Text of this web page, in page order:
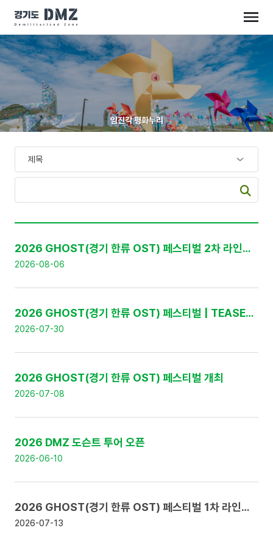
임진각 평화누리
사
항
번
,
목
날
로
구
2026 GHOST(경기 한류 OST) 페스티벌 2차 라인업 공개 및 프리세일 티켓 판매 안내
2026-08-06
2026 GHOST(경기 한류 OST) 페스티벌 | TEASER 영상 공개
2026-07-30
2026 GHOST(경기 한류 OST) 페스티벌 개최
2026-07-08
2026 DMZ 도슨트 투어 오픈
2026-06-10
2026 GHOST(경기 한류 OST) 페스티벌 1차 라인업 공개 및 얼리버드 티켓 판매 안내
2026-07-13